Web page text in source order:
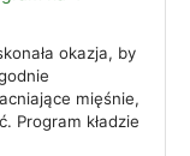
okazja, by
mięśnie,
Program kładzie